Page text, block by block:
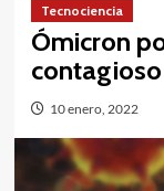
Tecnociencia
Ómicron
10 enero, 2022